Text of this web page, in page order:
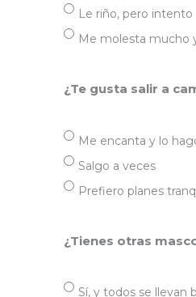
Le riño, pero
Me molesta mucho
¿Te gusta salir a
Me encanta y lo
Salgo a veces
Prefiero planes
¿Tienes otras
Sí, y todos se llevan